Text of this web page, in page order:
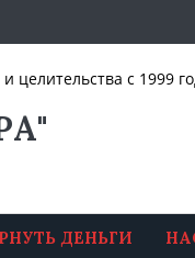
целительства с 1999
ДЕНЬГИ